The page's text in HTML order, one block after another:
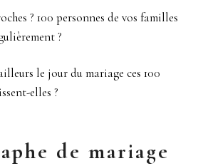
? 100 personnes de vos familles
?
le jour du mariage ces 100
elles ?
de mariage